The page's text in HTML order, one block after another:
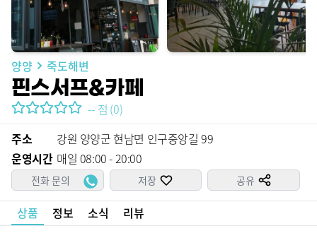
양양 죽도해변
핀스서프&카페
-- 점 (0)
주소
강원 양양군 현남면 인구중앙길 99
운영시간 매일 08:00 - 20:00
전화 문의 저장 공유
상품 정보 소식 리뷰